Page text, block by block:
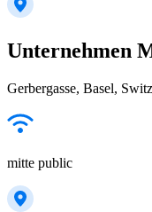
Unternehmen
Gerbergasse, Basel,
mitte public